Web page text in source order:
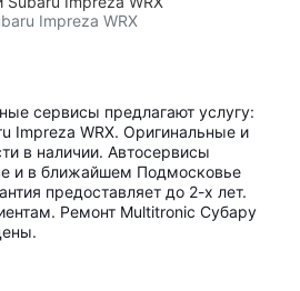
Impreza WRX
сервисы предлагают услугу:
Impreza WRX. Оригинальные и
в наличии. Автосервисы
и в ближайшем Подмосковье
предоставляет до 2-х лет.
Ремонт Multitronic Субару